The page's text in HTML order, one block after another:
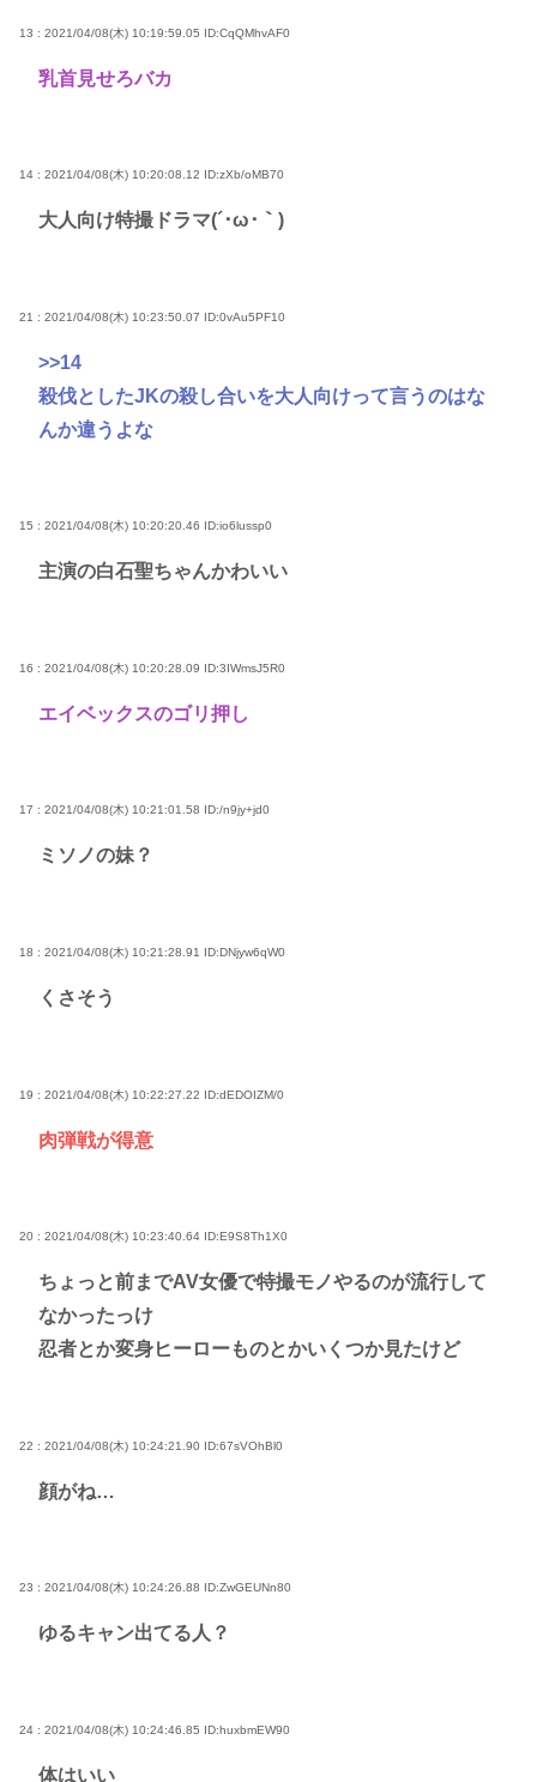
13 : 2021/04/08(木) 10:19:59.05 ID:CqQMhvAF0
乳首見せろバカ
14 : 2021/04/08(木) 10:20:08.12 ID:zXb/oMB70
大人向け特撮ドラマ(´･ω･｀)
21 : 2021/04/08(木) 10:23:50.07 ID:0vAu5PF10
>>14
殺伐としたJKの殺し合いを大人向けって言うのはな
んか違うよな
15 : 2021/04/08(木) 10:20:20.46 ID:io6lussp0
主演の白石聖ちゃんかわいい
16 : 2021/04/08(木) 10:20:28.09 ID:3IWmsJ5R0
エイベックスのゴリ押し
17 : 2021/04/08(木) 10:21:01.58 ID:/n9jy+jd0
ミソノの妹？
18 : 2021/04/08(木) 10:21:28.91 ID:DNjyw6qW0
くさそう
19 : 2021/04/08(木) 10:22:27.22 ID:dEDOIZM/0
肉弾戦が得意
20 : 2021/04/08(木) 10:23:40.64 ID:E9S8Th1X0
ちょっと前までAV女優で特撮モノやるのが流行して
なかったっけ
忍者とか変身ヒーローものとかいくつか見たけど
22 : 2021/04/08(木) 10:24:21.90 ID:67sVOhBl0
顔がね…
23 : 2021/04/08(木) 10:24:26.88 ID:ZwGEUNn80
ゆるキャン出てる人？
24 : 2021/04/08(木) 10:24:46.85 ID:huxbmEW90
体はいい